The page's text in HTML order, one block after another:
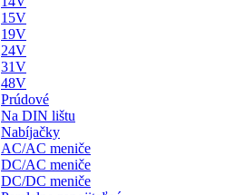
15V
19V
24V
31V
48V
Prúdové
Na DIN lištu
Nabíjačky
AC/AC meniče
DC/AC meniče
DC/DC meniče